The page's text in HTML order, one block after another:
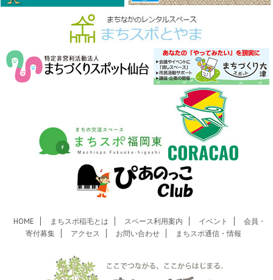
HOME まちスポ稲毛とは スペース利用案内 イベント
会員・
寄付募集
アクセス お問い合わせ まちスポ通信・情報